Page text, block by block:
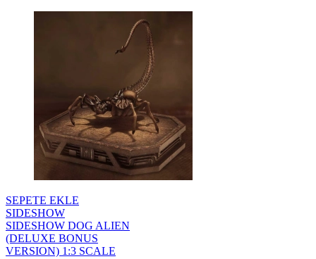
SEPETE EKLE
SIDESHOW
SIDESHOW DOG ALIEN
(DELUXE BONUS
VERSION) 1:3 SCALE